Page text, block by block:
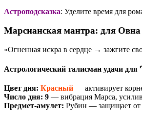
Астроподсказка: Уделите время для
Марсианская мантра: для
«Огненная искра в сердце → зажгите
Астрологический талисман удачи для
Цвет дня: Красный — активирует
Число дня: 9 — вибрация Марса,
Предмет-амулет: Рубин — защищает от